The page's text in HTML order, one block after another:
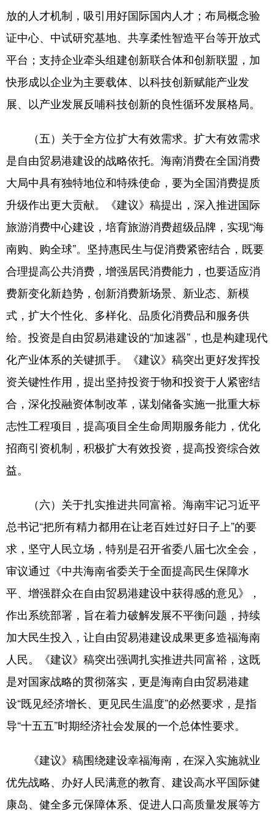
放的人才机制，吸引用好国际国内人才；布局概念验
证中心、中试研究基地、共享柔性智造平台等开放式
平台；支持企业牵头组建创新联合体和创新联盟，加
快形成以企业为主要载体、以科技创新赋能产业发
展、以产业发展反哺科技创新的良性循环发展格局。
（五）关于全方位扩大有效需求。扩大有效需求
是自由贸易港建设的战略依托。海南消费在全国消费
大局中具有独特地位和特殊使命，要为全国消费提质
升级作出更大贡献。《建议》稿提出，深入推进国际
旅游消费中心建设，培育旅游消费超级品牌，实现“海
南购、购全球”。坚持惠民生与促消费紧密结合，既要
合理提高公共消费，增强居民消费能力，也要适应消
费新变化新趋势，创新消费新场景、新业态、新模
式，扩大个性化、多样化、品质化消费品和服务供
给。投资是自由贸易港建设的“加速器”，也是构建现代
化产业体系的关键抓手。《建议》稿突出更好发挥投
资关键性作用，提出坚持投资于物和投资于人紧密结
合，深化投融资体制改革，谋划储备实施一批重大标
志性工程项目，提高项目全生命周期服务能力，优化
招商引资机制，积极扩大有效投资，提高投资综合效
益。
（六）关于扎实推进共同富裕。海南牢记习近平
总书记“把所有精力都用在让老百姓过好日子上”的要
求，坚守人民立场，特别是召开省委八届七次全会，
审议通过《中共海南省委关于全面提高民生保障水
平、增强群众在自由贸易港建设中获得感的意见》，
作出系统部署，旨在着力破解发展不平衡问题，持续
加大民生投入，让自由贸易港建设成果更多造福海南
人民。《建议》稿突出强调扎实推进共同富裕，这既
是对国家战略的贯彻落实，更是海南自由贸易港建
设“既见经济增长、更见民生温度”的必然要求，是指
导“十五五”时期经济社会发展的一个总体性要求。
《建议》稿围绕建设幸福海南，在深入实施就业
优先战略、办好人民满意的教育、建设高水平国际健
康岛、健全多元保障体系、促进人口高质量发展等方